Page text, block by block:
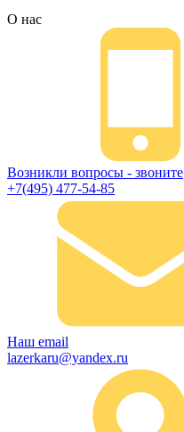
О нас
Возникли вопросы - звоните
+7(495) 477-54-85
Наш email
lazerkaru@yandex.ru